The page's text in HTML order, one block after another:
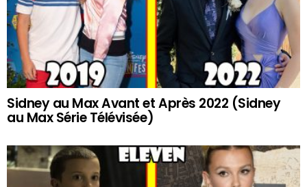
Sidney au Max Avant et Après 2022 (Sidney
au Max Série Télévisée)